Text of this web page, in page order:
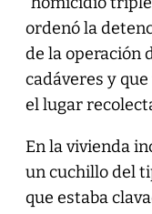
ordenó la
de la operación
cadáveres y
el lugar
En la vivienda
un cuchillo del
que estaba